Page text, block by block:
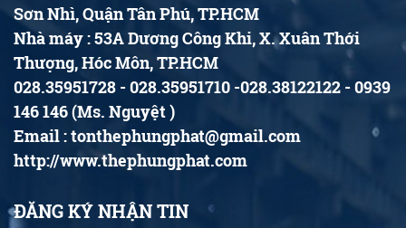
Sơn Nhì, Quận Tân Phú, TP.HCM
Nhà máy : 53A Dương Công Khi, X. Xuân Thới
Thượng, Hóc Môn, TP.HCM
028.35951728 - 028.35951710 -028.38122122 - 0939
146 146 (Ms. Nguyệt )
Email : tonthephungphat@gmail.com
http://www.thephungphat.com
ĐĂNG KÝ NHẬN TIN